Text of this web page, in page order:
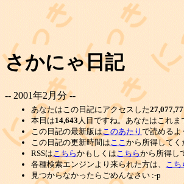
さかにゃ日記
-- 2001年2月分 --
あなたはこの日記にアクセスした
本日は14,643 人目ですね。あなたはこれま
この日記の最新版はこのあたり で読めるよ
この日記の更新時間はここ から所得してく
RSSはこちらかもしくは こちらから所得し
各種検索エンジンより来られた方は、 こち
見つからなかったらごめんなさい :-p